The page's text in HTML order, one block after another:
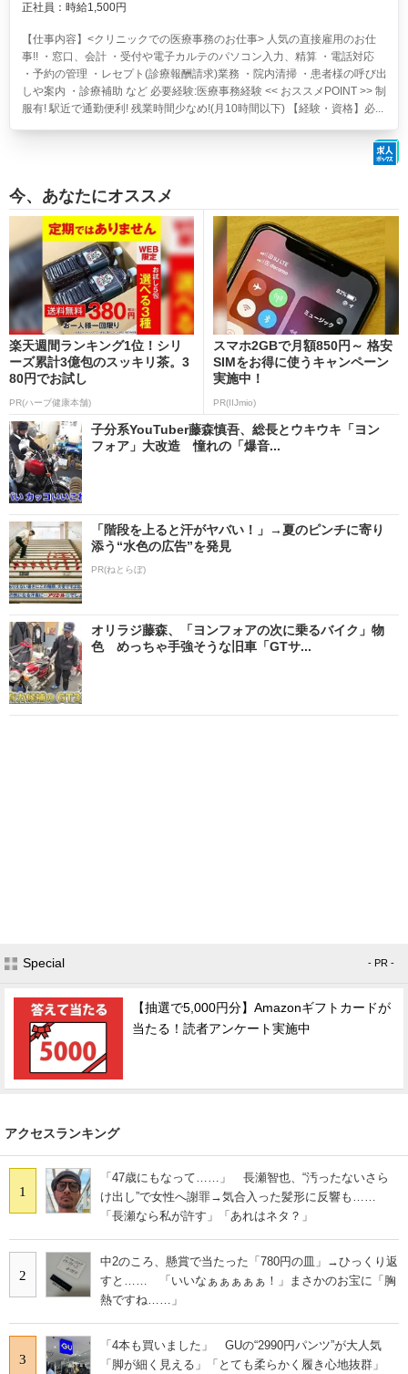
正社員：時給1,500円
【仕事内容】<クリニックでの医療事務のお仕事> 人気の直接雇用のお仕
事!! ・窓口、会計 ・受付や電子カルテのパソコン入力、精算 ・電話対応
・予約の管理 ・レセプト(診療報酬請求)業務 ・院内清掃 ・患者様の呼び出
しや案内 ・診療補助 など 必要経験:医療事務経験 << おススメPOINT >> 制
服有! 駅近で通勤便利! 残業時間少なめ!(月10時間以下) 【経験・資格】必...
今、あなたにオススメ
楽天週間ランキング1位！シリ
ーズ累計3億包のスッキリ茶。3
80円でお試し
PR(ハーブ健康本舗)
スマホ2GBで月額850円～ 格安
SIMをお得に使うキャンペーン
実施中！
PR(IIJmio)
子分系YouTuber藤森慎吾、総長とウキウキ「ヨン
フォア」大改造 憧れの「爆音...
「階段を上ると汗がヤバい！」→夏のピンチに寄り
添う“水色の広告”を発見
PR(ねとらぼ)
オリラジ藤森、「ヨンフォアの次に乗るバイク」物
色 めっちゃ手強そうな旧車「GTサ...
Special - PR -
【抽選で5,000円分】Amazonギフトカードが
当たる！読者アンケート実施中
アクセスランキング
1
「47歳にもなって……」 長瀬智也、“汚ったないさら
け出し”で女性へ謝罪→気合入った髪形に反響も……
「長瀬なら私が許す」「あれはネタ？」
2
中2のころ、懸賞で当たった「780円の皿」→ひっくり返
すと…… 「いいなぁぁぁぁぁ！」まさかのお宝に「胸
熱ですね……」
3
「4本も買いました」 GUの“2990円パンツ”が大人気
「脚が細く見える」「とても柔らかく履き心地抜群」